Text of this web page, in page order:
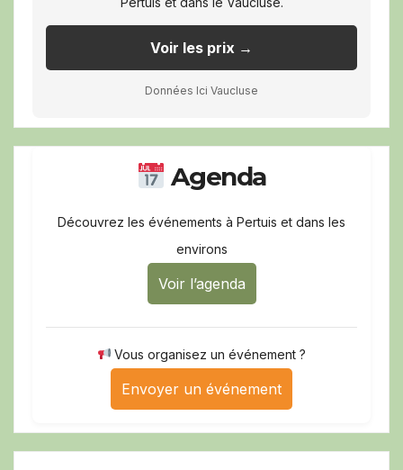
Voir les prix →
Données Ici Vaucluse
Agenda
Découvrez les événements à Pertuis et dans les
environs
Voir l’agenda
Vous organisez un événement ?
Envoyer un événement